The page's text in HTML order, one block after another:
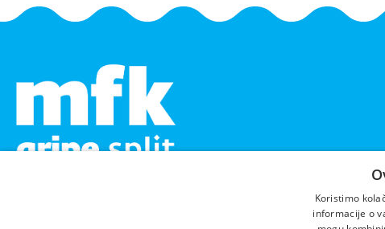
Koristimo
informacije o